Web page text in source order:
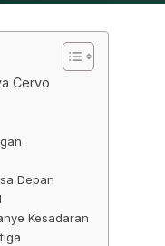
Cervo
Depan
Kesadaran